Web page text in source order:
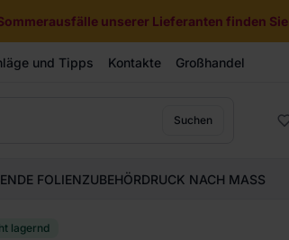
unserer Lieferanten finden
und Tipps Kontakte Großhandel
Suchen
FOLIENZUBEHÖRDRUCK NACH MASS
lagernd